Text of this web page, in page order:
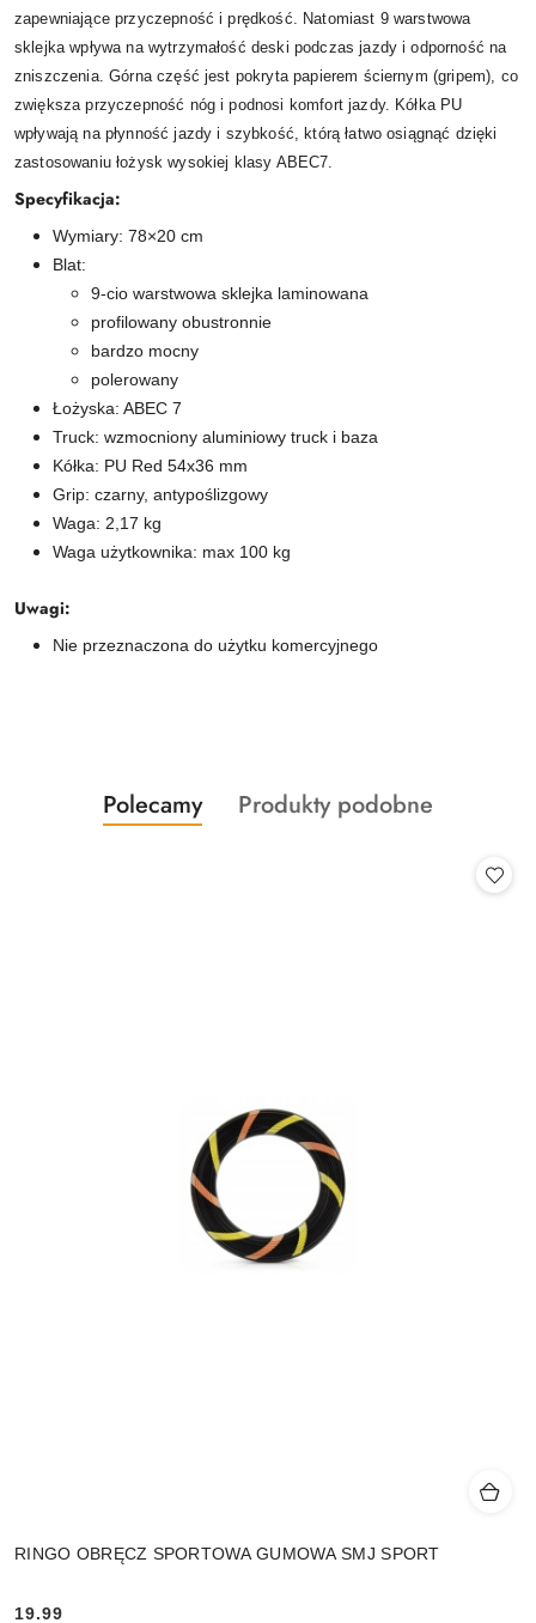
zapewniające przyczepność i prędkość. Natomiast 9 warstwowa
sklejka wpływa na wytrzymałość deski podczas jazdy i odporność na
zniszczenia. Górna część jest pokryta papierem ściernym (gripem), co
zwiększa przyczepność nóg i podnosi komfort jazdy. Kółka PU
wpływają na płynność jazdy i szybkość, którą łatwo osiągnąć dzięki
zastosowaniu łożysk wysokiej klasy ABEC7.
Specyfikacja:
Wymiary: 78×20 cm
Blat:
9-cio warstwowa sklejka laminowana
profilowany obustronnie
bardzo mocny
polerowany
Łożyska: ABEC 7
Truck: wzmocniony aluminiowy truck i baza
Kółka: PU Red 54x36 mm
Grip: czarny, antypoślizgowy
Waga: 2,17 kg
Waga użytkownika: max 100 kg
Uwagi:
Nie przeznaczona do użytku komercyjnego
Pomiń karuzelę produktów
Produkty
o
Polecamy
Produkty
Produkty podobne
RINGO OBRĘCZ SPORTOWA GUMOWA SMJ SPORT
19.99